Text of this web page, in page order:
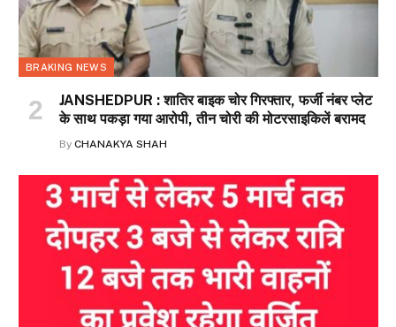
BRAKING NEWS
JANSHEDPUR : शातिर बाइक चोर गिरफ्तार, फर्जी नंबर प्लेट
के साथ पकड़ा गया आरोपी, तीन चोरी की मोटरसाइकिलें बरामद
By CHANAKYA SHAH